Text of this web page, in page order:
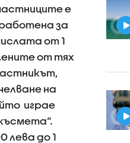
е
за
от 1
от тях
на
играе
лева до 1